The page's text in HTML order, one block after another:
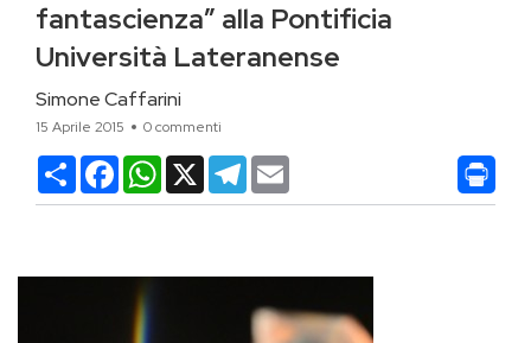
fantascienza” alla Pontificia
Università Lateranense
Simone Caffarini
15 Aprile 2015 0 commenti
CondividiFacebookWhatsApp
X Telegram